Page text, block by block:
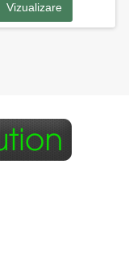
Vizualizare